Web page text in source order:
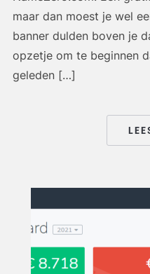
maar dan moest je wel
banner dulden boven je
opzetje om te beginnen
geleden […]